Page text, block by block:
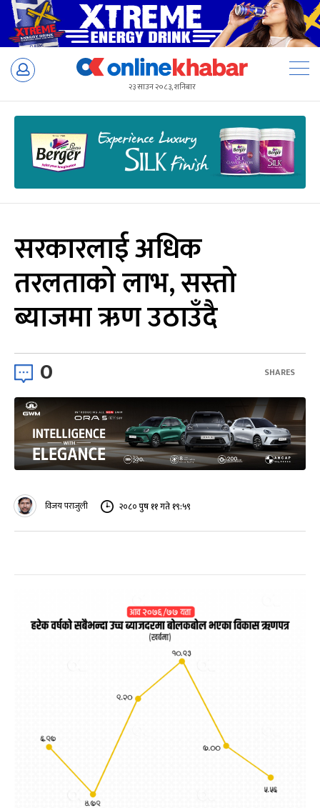
Skip
२३ साउन २०८३, शनिबार
सरकारलाई अधिक
तरलताको लाभ, सस्तो
ब्याजमा ऋण उठाउँदै
0 SHARES
विजय पराजुली २०८० पुष ११ गते १९:५९